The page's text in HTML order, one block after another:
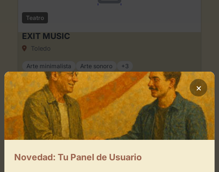
Teatro
EXIT MUSIC
Toledo
Arte minimalista Arte sonoro +3
×
Novedad: Tu Panel de Usuario